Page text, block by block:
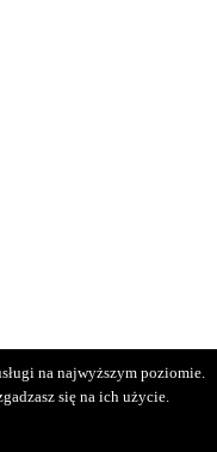
na najwyższym poziomie.
się na ich użycie.